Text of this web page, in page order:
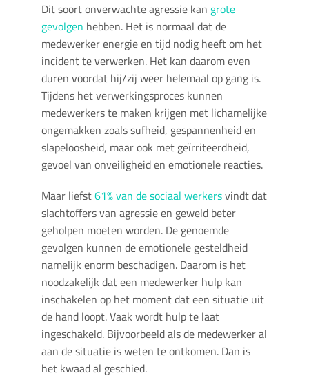
Dit soort onverwachte agressie kan grote
gevolgen hebben. Het is normaal dat de
medewerker energie en tijd nodig heeft om het
incident te verwerken. Het kan daarom even
duren voordat hij/zij weer helemaal op gang is.
Tijdens het verwerkingsproces kunnen
medewerkers te maken krijgen met lichamelijke
ongemakken zoals sufheid, gespannenheid en
slapeloosheid, maar ook met geïrriteerdheid,
gevoel van onveiligheid en emotionele reacties.
Maar liefst61% van de sociaal werkersvindt dat
slachtoffers van agressie en geweld beter
geholpen moeten worden. De genoemde
gevolgen kunnen de emotionele gesteldheid
namelijk enorm beschadigen. Daarom is het
noodzakelijk dat een medewerker hulp kan
inschakelen op het moment dat een situatie uit
de hand loopt. Vaak wordt hulp te laat
ingeschakeld. Bijvoorbeeld als de medewerker al
aan de situatie is weten te ontkomen. Dan is
het kwaad al geschied.